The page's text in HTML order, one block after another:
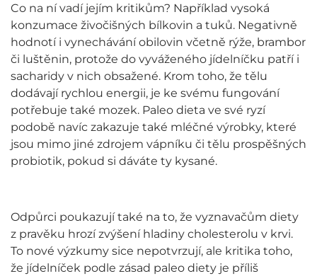
Co na ní vadí jejím kritikům? Například vysoká
konzumace živočišných bílkovin a tuků. Negativně
hodnotí i vynechávání obilovin včetně rýže, brambor
či luštěnin, protože do vyváženého jídelníčku patří i
sacharidy v nich obsažené. Krom toho, že tělu
dodávají rychlou energii, je ke svému fungování
potřebuje také mozek. Paleo dieta ve své ryzí
podobě navíc zakazuje také mléčné výrobky, které
jsou mimo jiné zdrojem vápníku či tělu prospěšných
probiotik, pokud si dáváte ty kysané.
Odpůrci poukazují také na to, že vyznavačům diety
z pravěku hrozí zvýšení hladiny cholesterolu v krvi.
To nové výzkumy sice nepotvrzují, ale kritika toho,
že jídelníček podle zásad paleo diety je příliš